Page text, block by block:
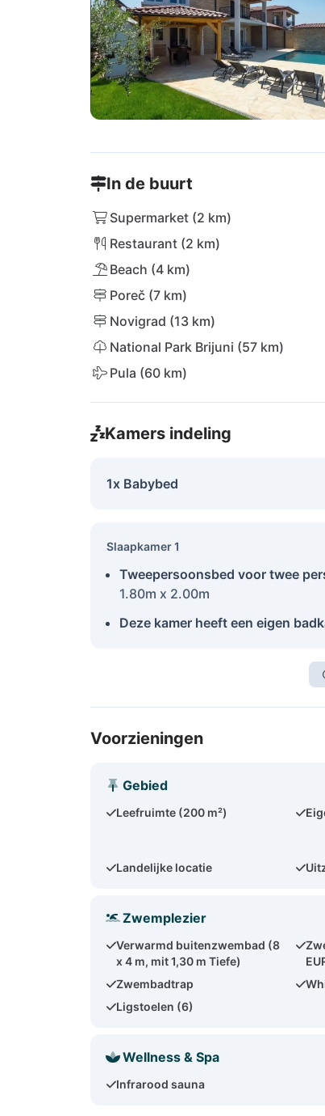
In de buurt
Supermarket (2 km)
Restaurant (2 km)
Beach (4 km)
Poreč (7 km)
Novigrad (13 km)
National Park Brijuni (57 km)
Pula (60 km)
Kamers indeling
1x Babybed
Slaapkamer 1
Tweepersoonsbed voor twee
1.80m x 2.00m
Deze kamer heeft een eigen
Voorzieningen
Gebied
Leefruimte (200 m²)
Landelijke locatie
Zwemplezier
Verwarmd buitenzwembad (8
x 4 m, mit 1,30 m Tiefe)
Zwembadtrap
Ligstoelen (6)
Wellness & Spa
Infrarood sauna